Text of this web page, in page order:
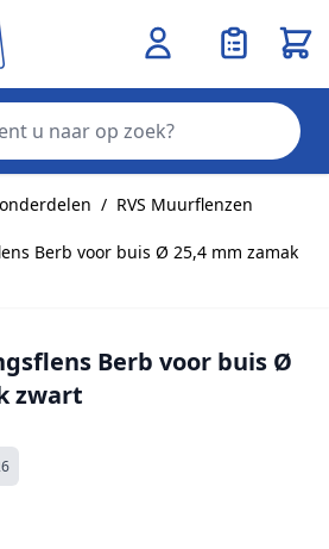
/ RVS Muurflenzen
Berb voor buis Ø 25,4 mm zamak
Berb voor buis Ø
zwart